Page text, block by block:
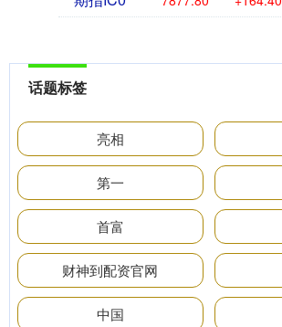
话题标签
亮相
第一
首富
财神到配资官网
中国